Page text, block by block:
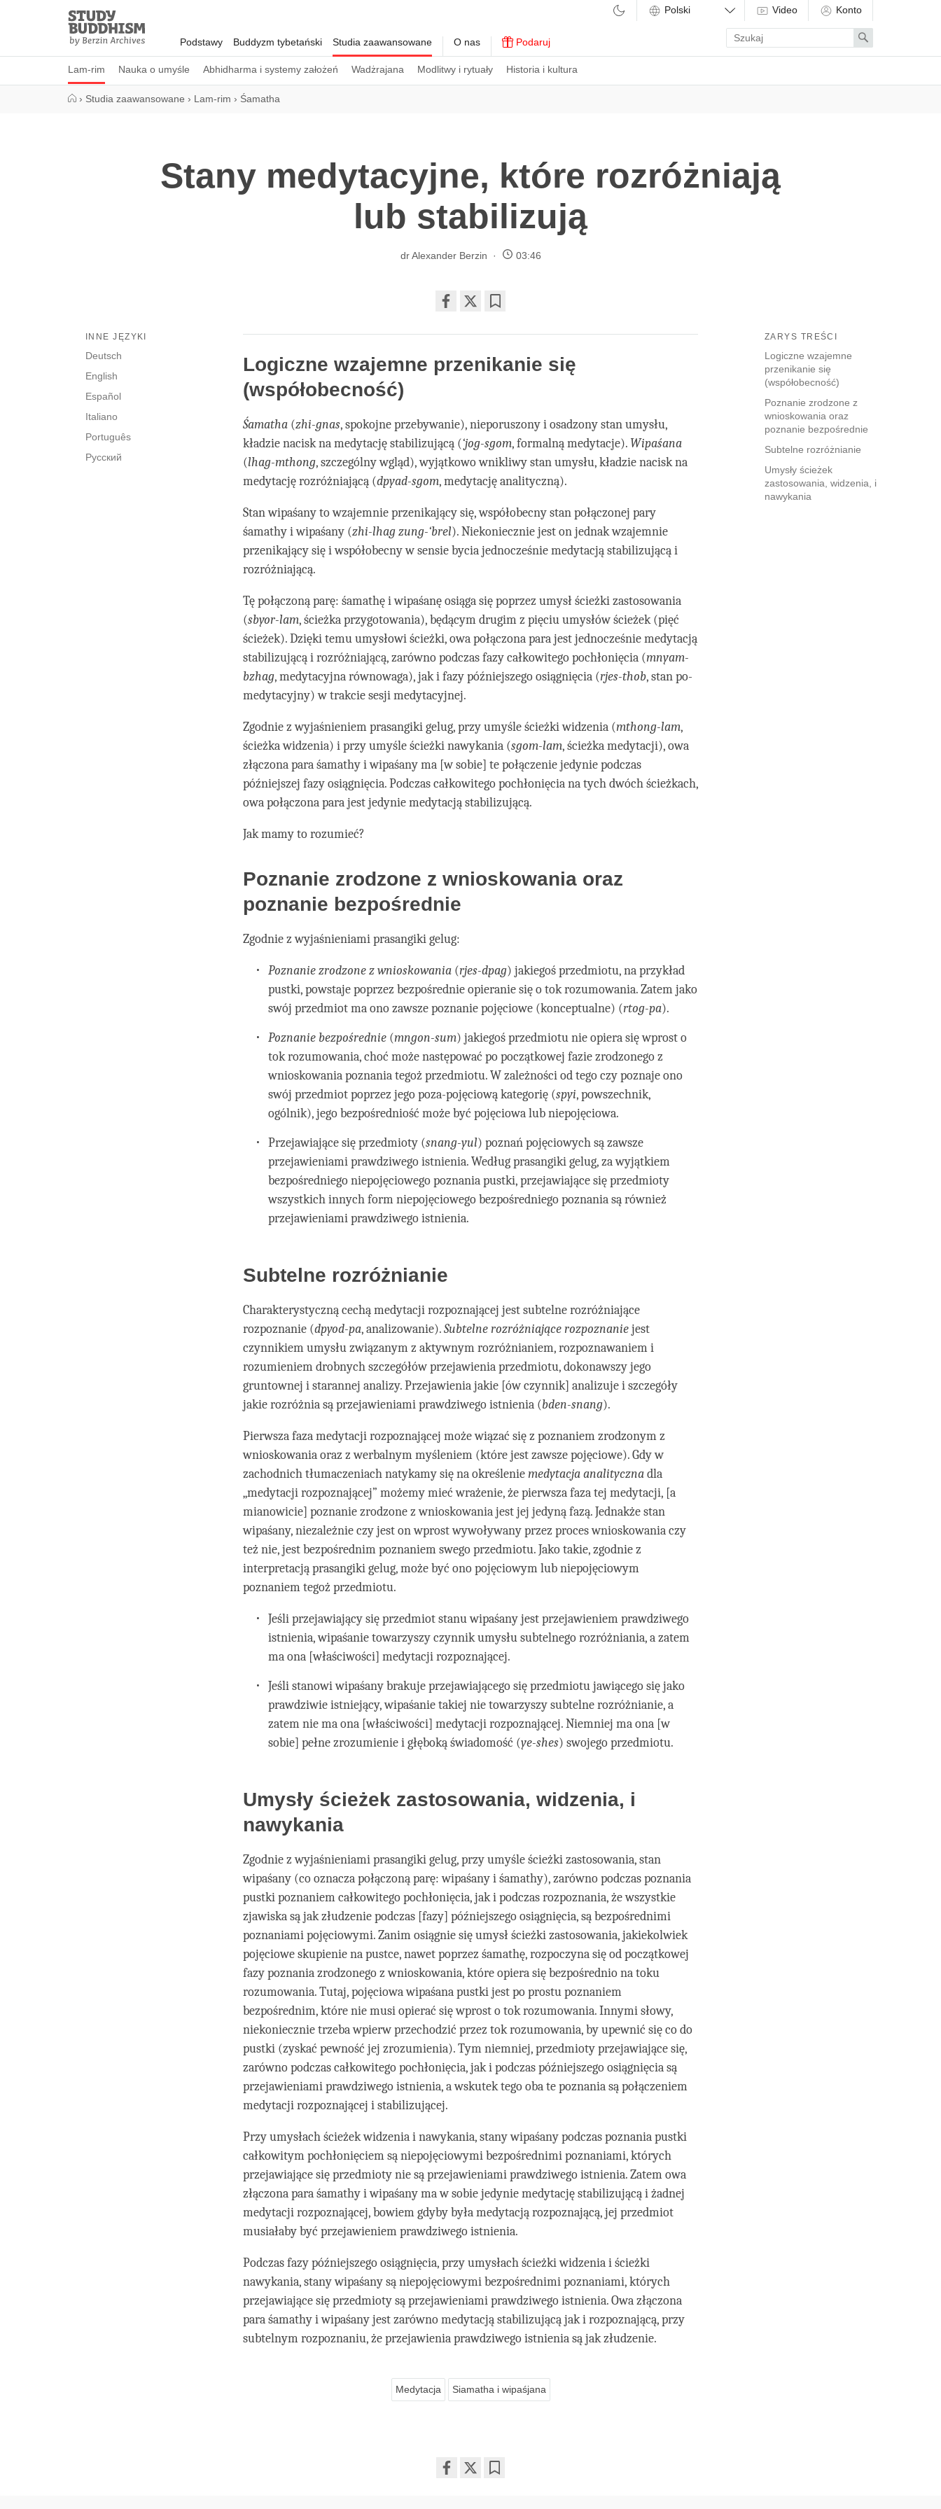
Study
Buddhism
Home
Podstawy Buddyzm tybetański Studia zaawansowane
Lam-rim Nauka o umyśle Abhidharma i systemy założeń Wadżrajana Modlitwy i rytuały Historia i kultura
O nas Podaruj
Video Konto
Enter
search
term
Search
› Studia zaawansowane › Lam-rim › Śamatha
Stany medytacyjne, które rozróżniają
lub stabilizują
dr Alexander Berzin 03:46
on
facebook
ZARYS TREŚCI
Logiczne wzajemne
przenikanie się
(współobecność)
Poznanie zrodzone z
wnioskowania oraz
poznanie bezpośrednie
Subtelne rozróżnianie
Umysły ścieżek
zastosowania, widzenia, i
nawykania
INNE JĘZYKI
Deutsch
English
Español
Italiano
Português
Русский
Logiczne wzajemne przenikanie się
(współobecność)
Śamatha (zhi-gnas, spokojne przebywanie), nieporuszony i osadzony stan umysłu,
kładzie nacisk na medytację stabilizującą (‘jog-sgom, formalną medytacje). Wipaśana
(lhag-mthong, szczególny wgląd), wyjątkowo wnikliwy stan umysłu, kładzie nacisk na
medytację rozróżniającą (dpyad-sgom, medytację analityczną).
Stan wipaśany to wzajemnie przenikający się, współobecny stan połączonej pary
śamathy i wipaśany (zhi-lhag zung-‘brel). Niekoniecznie jest on jednak wzajemnie
przenikający się i współobecny w sensie bycia jednocześnie medytacją stabilizującą i
rozróżniającą.
Tę połączoną parę: śamathę i wipaśanę osiąga się poprzez umysł ścieżki zastosowania
(sbyor-lam, ścieżka przygotowania), będącym drugim z pięciu umysłów ścieżek (pięć
ścieżek). Dzięki temu umysłowi ścieżki, owa połączona para jest jednocześnie medytacją
stabilizującą i rozróżniającą, zarówno podczas fazy całkowitego pochłonięcia (mnyam-
bzhag, medytacyjna równowaga), jak i fazy późniejszego osiągnięcia (rjes-thob, stan po-
medytacyjny) w trakcie sesji medytacyjnej.
Zgodnie z wyjaśnieniem prasangiki gelug, przy umyśle ścieżki widzenia (mthong-lam,
ścieżka widzenia) i przy umyśle ścieżki nawykania (sgom-lam, ścieżka medytacji), owa
złączona para śamathy i wipaśany ma [w sobie] te połączenie jedynie podczas
późniejszej fazy osiągnięcia. Podczas całkowitego pochłonięcia na tych dwóch ścieżkach,
owa połączona para jest jedynie medytacją stabilizującą.
Jak mamy to rozumieć?
Poznanie zrodzone z wnioskowania oraz
poznanie bezpośrednie
Zgodnie z wyjaśnieniami prasangiki gelug:
Poznanie zrodzone z wnioskowania (rjes-dpag) jakiegoś przedmiotu, na przykład
pustki, powstaje poprzez bezpośrednie opieranie się o tok rozumowania. Zatem jako
swój przedmiot ma ono zawsze poznanie pojęciowe (konceptualne) (rtog-pa).
Poznanie bezpośrednie (mngon-sum) jakiegoś przedmiotu nie opiera się wprost o
tok rozumowania, choć może następować po początkowej fazie zrodzonego z
wnioskowania poznania tegoż przedmiotu. W zależności od tego czy poznaje ono
swój przedmiot poprzez jego poza-pojęciową kategorię (spyi, powszechnik,
ogólnik), jego bezpośredniość może być pojęciowa lub niepojęciowa.
Przejawiające się przedmioty (snang-yul) poznań pojęciowych są zawsze
przejawieniami prawdziwego istnienia. Według prasangiki gelug, za wyjątkiem
bezpośredniego niepojęciowego poznania pustki, przejawiające się przedmioty
wszystkich innych form niepojęciowego bezpośredniego poznania są również
przejawieniami prawdziwego istnienia.
Subtelne rozróżnianie
Charakterystyczną cechą medytacji rozpoznającej jest subtelne rozróżniające
rozpoznanie (dpyod-pa, analizowanie).Subtelne rozróżniające rozpoznaniejest
czynnikiem umysłu związanym z aktywnym rozróżnianiem, rozpoznawaniem i
rozumieniem drobnych szczegółów przejawienia przedmiotu, dokonawszy jego
gruntownej i starannej analizy. Przejawienia jakie [ów czynnik] analizuje i szczegóły
jakie rozróżnia są przejawieniami prawdziwego istnienia (bden-snang).
Pierwsza faza medytacji rozpoznającej może wiązać się z poznaniem zrodzonym z
wnioskowania oraz z werbalnym myśleniem (które jest zawsze pojęciowe). Gdy w
zachodnich tłumaczeniach natykamy się na określeniemedytacja analitycznadla
„medytacji rozpoznającej” możemy mieć wrażenie, że pierwsza faza tej medytacji, [a
mianowicie] poznanie zrodzone z wnioskowania jest jej jedyną fazą. Jednakże stan
wipaśany, niezależnie czy jest on wprost wywoływany przez proces wnioskowania czy
też nie, jest bezpośrednim poznaniem swego przedmiotu. Jako takie, zgodnie z
interpretacją prasangiki gelug, może być ono pojęciowym lub niepojęciowym
poznaniem tegoż przedmiotu.
Jeśli przejawiający się przedmiot stanu wipaśany jest przejawieniem prawdziwego
istnienia, wipaśanie towarzyszy czynnik umysłu subtelnego rozróżniania, a zatem
ma ona [właściwości] medytacji rozpoznającej.
Jeśli stanowi wipaśany brakuje przejawiającego się przedmiotu jawiącego się jako
prawdziwie istniejący, wipaśanie takiej nie towarzyszy subtelne rozróżnianie, a
zatem nie ma ona [właściwości] medytacji rozpoznającej. Niemniej ma ona [w
sobie] pełne zrozumienie i głęboką świadomość (ye-shes) swojego przedmiotu.
Umysły ścieżek zastosowania, widzenia, i
nawykania
Zgodnie z wyjaśnieniami prasangiki gelug, przy umyśle ścieżki zastosowania, stan
wipaśany (co oznacza połączoną parę: wipaśany i śamathy), zarówno podczas poznania
pustki poznaniem całkowitego pochłonięcia, jak i podczas rozpoznania, że wszystkie
zjawiska są jak złudzenie podczas [fazy] późniejszego osiągnięcia, są bezpośrednimi
poznaniami pojęciowymi. Zanim osiągnie się umysł ścieżki zastosowania, jakiekolwiek
pojęciowe skupienie na pustce, nawet poprzez śamathę, rozpoczyna się od początkowej
fazy poznania zrodzonego z wnioskowania, które opiera się bezpośrednio na toku
rozumowania. Tutaj, pojęciowa wipaśana pustki jest po prostu poznaniem
bezpośrednim, które nie musi opierać się wprost o tok rozumowania. Innymi słowy,
niekoniecznie trzeba wpierw przechodzić przez tok rozumowania, by upewnić się co do
pustki (zyskać pewność jej zrozumienia). Tym niemniej, przedmioty przejawiające się,
zarówno podczas całkowitego pochłonięcia, jak i podczas późniejszego osiągnięcia są
przejawieniami prawdziwego istnienia, a wskutek tego oba te poznania są połączeniem
medytacji rozpoznającej i stabilizującej.
Przy umysłach ścieżek widzenia i nawykania, stany wipaśany podczas poznania pustki
całkowitym pochłonięciem są niepojęciowymi bezpośrednimi poznaniami, których
przejawiające się przedmioty nie są przejawieniami prawdziwego istnienia. Zatem owa
złączona para śamathy i wipaśany ma w sobie jedynie medytację stabilizującą i żadnej
medytacji rozpoznającej, bowiem gdyby była medytacją rozpoznającą, jej przedmiot
musiałaby być przejawieniem prawdziwego istnienia.
Podczas fazy późniejszego osiągnięcia, przy umysłach ścieżki widzenia i ścieżki
nawykania, stany wipaśany są niepojęciowymi bezpośrednimi poznaniami, których
przejawiające się przedmioty są przejawieniami prawdziwego istnienia. Owa złączona
para śamathy i wipaśany jest zarówno medytacją stabilizującą jak i rozpoznającą, przy
subtelnym rozpoznaniu, że przejawienia prawdziwego istnienia są jak złudzenie.
Medytacja Siamatha i wipaśjana